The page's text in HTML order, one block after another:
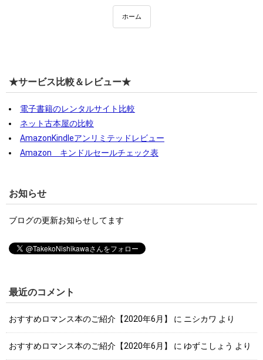
ホーム
★サービス比較＆レビュー★
電子書籍のレンタルサイト比較
ネット古本屋の比較
AmazonKindleアンリミテッドレビュー
Amazon キンドルセールチェック表
お知らせ
ブログの更新お知らせしてます
最近のコメント
おすすめロマンス本のご紹介【2020年6月】 に ニシカワ より
おすすめロマンス本のご紹介【2020年6月】 に ゆずこしょう より